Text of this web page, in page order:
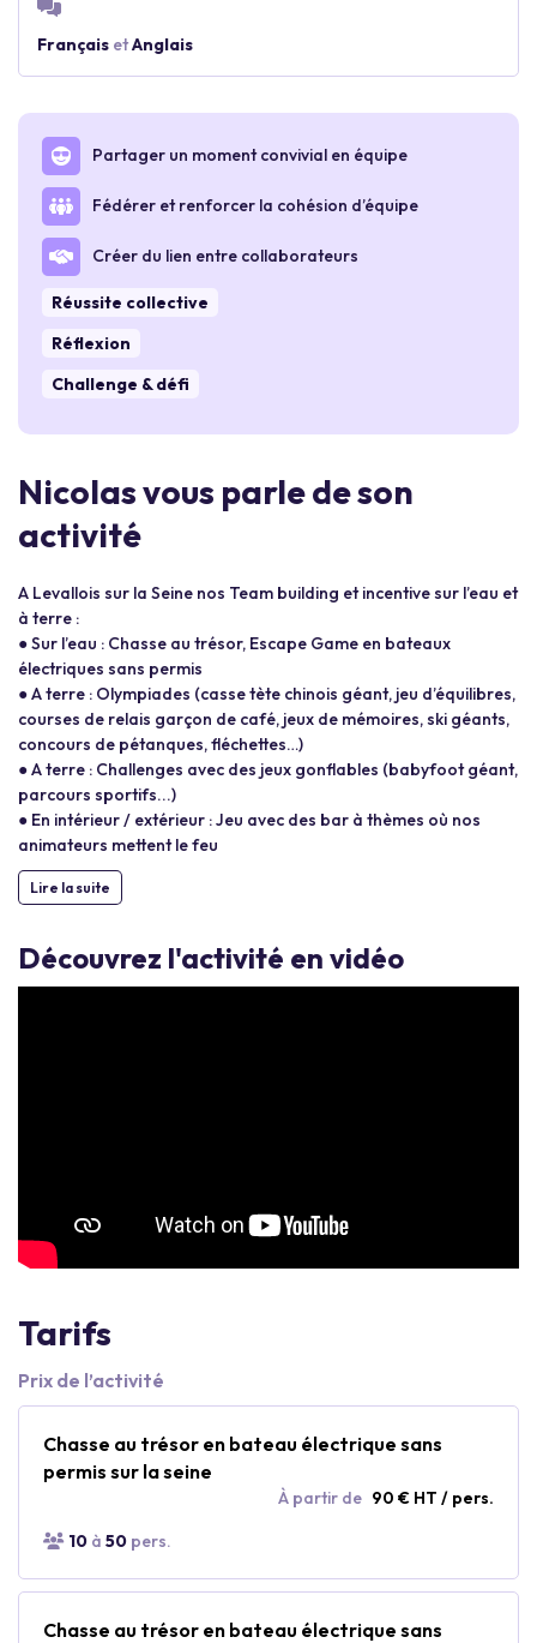
Français etAnglais
Partager un moment convivial en équipe
Fédérer et renforcer la cohésion d’équipe
Créer du lien entre collaborateurs
Réussite collective
Réflexion
Challenge & défi
Nicolas vous parle de son
activité
A Levallois sur la Seine nos Team building et incentive sur l’eau et
à terre :
● Sur l’eau : Chasse au trésor, Escape Game en bateaux
électriques sans permis
● A terre : Olympiades (casse tète chinois géant, jeu d’équilibres,
courses de relais garçon de café, jeux de mémoires, ski géants,
concours de pétanques, fléchettes…)
● A terre : Challenges avec des jeux gonflables (babyfoot géant,
parcours sportifs...)
● En intérieur / extérieur : Jeu avec des bar à thèmes où nos
animateurs mettent le feu
Lire la suite
Découvrez l'activité en vidéo
Tarifs
Prix de l’activité
Chasse au trésor en bateau électrique sans
permis sur la seine
À partir de 90 € HT / pers.
10 à 50 pers.
Chasse au trésor en bateau électrique sans